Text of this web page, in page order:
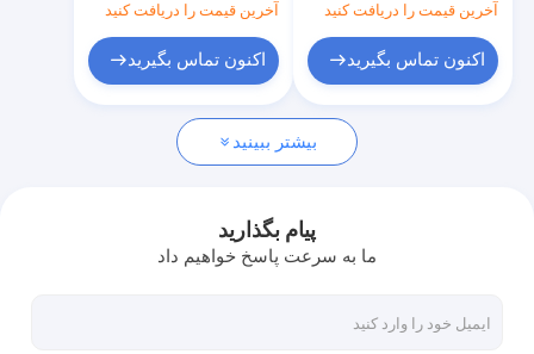
درخواست نقل قول
تکه های فولادی سبک
رنگ رنگ فولادی
آخرین قیمت را دریافت کنید
اکنون تماس بگیرید
آخرین قیمت را دریافت کنید
اکنون تماس بگیرید
بیشتر ببینید
پیام بگذارید
ما به سرعت پاسخ خواهیم داد